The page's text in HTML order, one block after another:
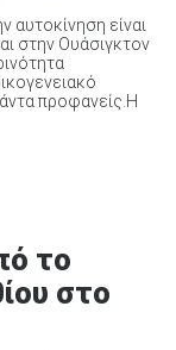
αυτοκίνηση είναι
στην Ουάσιγκτον
προφανείς.Η
το
στο